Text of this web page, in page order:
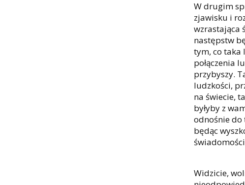
W drugim
zjawisku i
wzrastająca
następstw
tym, co taka
połączenia
przybyszy.
ludzkości,
na świecie,
byłyby z
odnośnie do
będąc
Widzicie,